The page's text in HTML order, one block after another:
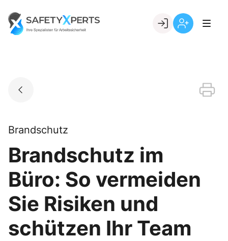
content
Go to landing page.
Brandschutz
Brandschutz im
Büro: So vermeiden
Sie Risiken und
schützen Ihr Team